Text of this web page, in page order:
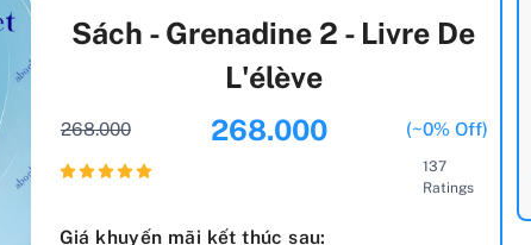
Sách - Grenadine 2 - Livre De
L'élève
268.000 268.000 (~0% Off)
137
Ratings
Giá khuyến mãi kết thúc sau: